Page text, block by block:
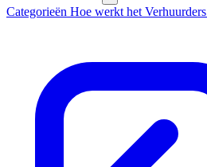
Categorieën Hoe werkt het Verhuurders